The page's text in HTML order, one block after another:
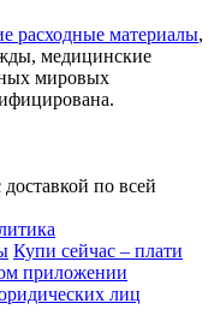
расходные материалы,
медицинские
мировых
по всей
Купи сейчас – плати
приложении
лиц